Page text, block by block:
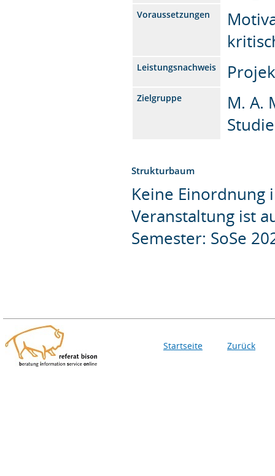
Voraussetzungen
Leistungsnachweis
Zielgruppe
M. A.
Strukturbaum
Keine Einordnung
Veranstaltung ist
Semester: SoSe
Startseite Zurück